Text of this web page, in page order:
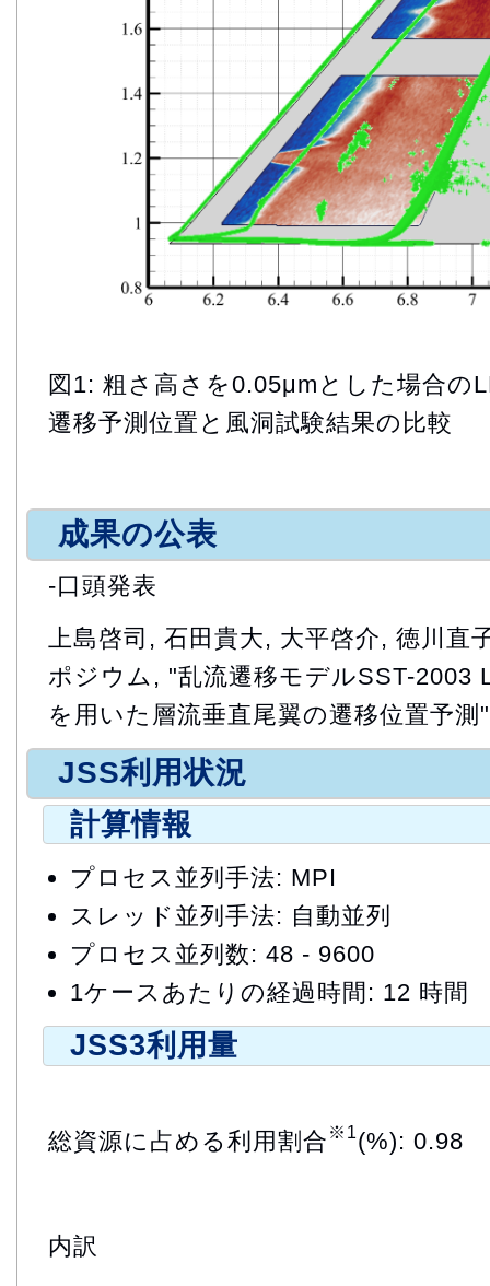
図1: 粗さ高さを0.05μmとした場合の
遷移予測位置と風洞試験結果の比較
成果の公表
-口頭発表
上島啓司, 石田貴大, 大平啓介, 徳川直
ポジウム, "乱流遷移モデルSST-2003
を用いた層流垂直尾翼の遷移位置予測"
JSS利用状況
計算情報
プロセス並列手法: MPI
スレッド並列手法: 自動並列
プロセス並列数: 48 - 9600
1ケースあたりの経過時間: 12 時間
JSS3利用量
総資源に占める利用割合 ※1(%): 0.98
内訳